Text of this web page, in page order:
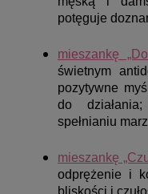
potęguje
mieszankę
świetnym
pozytywne
do
spełnianiu
mieszankę
odprężenie i